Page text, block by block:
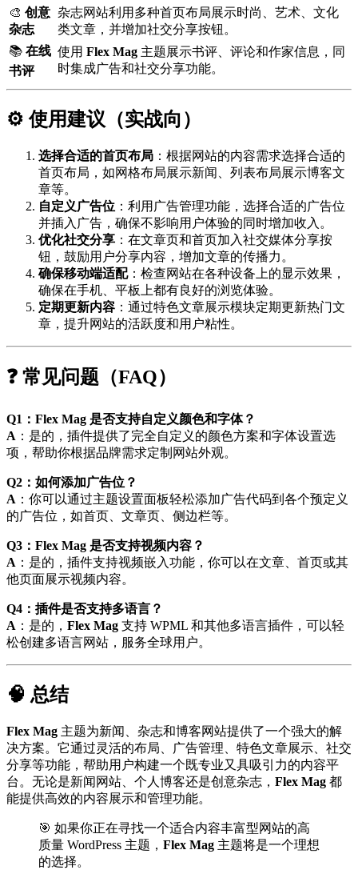
🎨 创意
杂志
杂志网站利用多种首页布局展示时尚、艺术、文化
类文章，并增加社交分享按钮。
📚 在线
书评
使用 Flex Mag 主题展示书评、评论和作家信息，同
时集成广告和社交分享功能。
⚙️ 使用建议（实战向）
选择合适的首页布局 ：根据网站的内容需求选择合适的
首页布局，如网格布局展示新闻、列表布局展示博客文
章等。
自定义广告位 ：利用广告管理功能，选择合适的广告位
并插入广告，确保不影响用户体验的同时增加收入。
优化社交分享 ：在文章页和首页加入社交媒体分享按
钮，鼓励用户分享内容，增加文章的传播力。
确保移动端适配：检查网站在各种设备上的显示效果，
确保在手机、平板上都有良好的浏览体验。
定期更新内容 ：通过特色文章展示模块定期更新热门文
章，提升网站的活跃度和用户粘性。
❓ 常见问题（FAQ）
Q1：Flex Mag 是否支持自定义颜色和字体？
A ：是的，插件提供了完全自定义的颜色方案和字体设置选
项，帮助你根据品牌需求定制网站外观。
Q2：如何添加广告位？
A ：你可以通过主题设置面板轻松添加广告代码到各个预定义
的广告位，如首页、文章页、侧边栏等。
Q3：Flex Mag 是否支持视频内容？
A ：是的，插件支持视频嵌入功能，你可以在文章、首页或其
他页面展示视频内容。
Q4：插件是否支持多语言？
A ：是的， Flex Mag 支持 WPML 和其他多语言插件，可以轻
松创建多语言网站，服务全球用户。
🧠 总结
Flex Mag 主题为新闻、杂志和博客网站提供了一个强大的解
决方案。它通过灵活的布局、广告管理、特色文章展示、社交
分享等功能，帮助用户构建一个既专业又具吸引力的内容平
台。无论是新闻网站、个人博客还是创意杂志， Flex Mag 都
能提供高效的内容展示和管理功能。
🎯 如果你正在寻找一个适合内容丰富型网站的高
质量 WordPress 主题， Flex Mag 主题将是一个理想
的选择。